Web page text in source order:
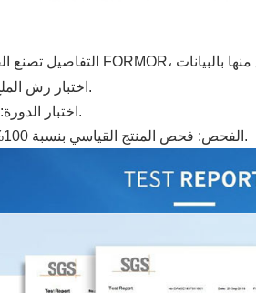
اختبار رش الملح: تم التحقق من مقاومة التآكل لمدة 48 ساعة.
اختبار الدورة: ثبت أنه يتحمل أكثر من 50000 دورة فتح/إغلاق.
الفحص: فحص المنتج القياسي بنسبة 100% قبل التعبئة لتحديد الشعور النهائي بالاستخدام.